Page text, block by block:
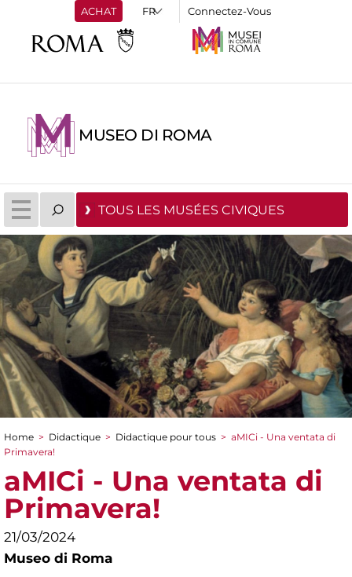
ACHAT Connectez-Vous
MUSEO DI ROMA
TOUS LES MUSÉES CIVIQUES
You are here
Home > Didactique > Didactique pour tous > aMICi - Una ventata di
Primavera!
aMICi - Una ventata di
Primavera!
21/03/2024
Museo di Roma